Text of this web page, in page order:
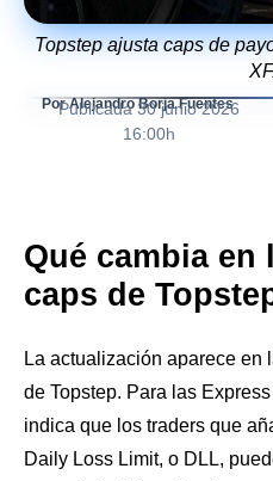
Topstep ajusta caps de
Por Alejandro Borja Fuentes
Publicada 30 junio 2026
16:00h
Qué cambia en
caps de
La actualización aparece en
de Topstep. Para las
indica que los traders que
Daily Loss Limit, o DLL,